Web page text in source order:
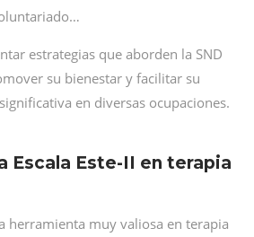
estrategias que aborden la SND
su bienestar y facilitar su
en diversas ocupaciones.
Escala Este-II en terapia
herramienta muy valiosa en terapia